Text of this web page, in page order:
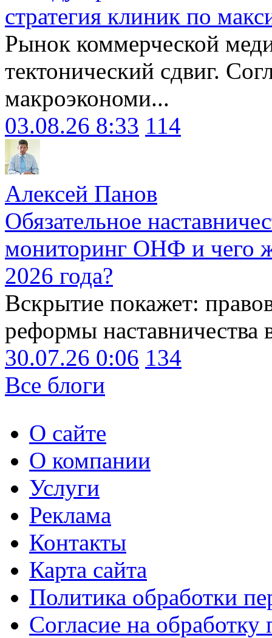
стратегия клиник по
Рынок коммерческой
тектонический сдвиг.
макроэкономи...
03.08.26 8:33 114
Алексей Панов
Обязательное
мониторинг ОНФ и чего
2026 года?
Вскрытие покажет:
реформы наставничества
30.07.26 0:06 134
Все блоги
О сайте
О компании
Услуги
Реклама
Контакты
Карта сайта
Политика обработки
Согласие на